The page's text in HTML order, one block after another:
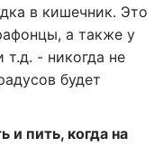
в кишечник. Это
а также у
т.д. - никогда не
будет
и пить, когда на